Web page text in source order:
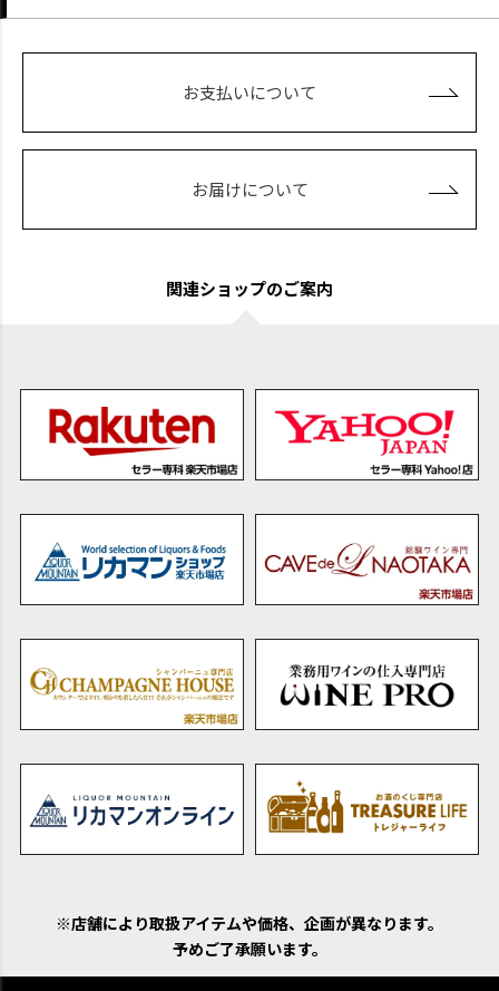
お支払いについて
お届けについて
関連ショップのご案内
※店舗により取扱アイテムや価格、企画が異なります。
予めご了承願います。